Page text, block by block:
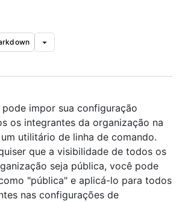
impor sua configuração
os integrantes da organização na
utilitário de linha de comando.
que a visibilidade de todos os
seja pública, você pode
"pública" e aplicá-lo para todos
nas configurações de